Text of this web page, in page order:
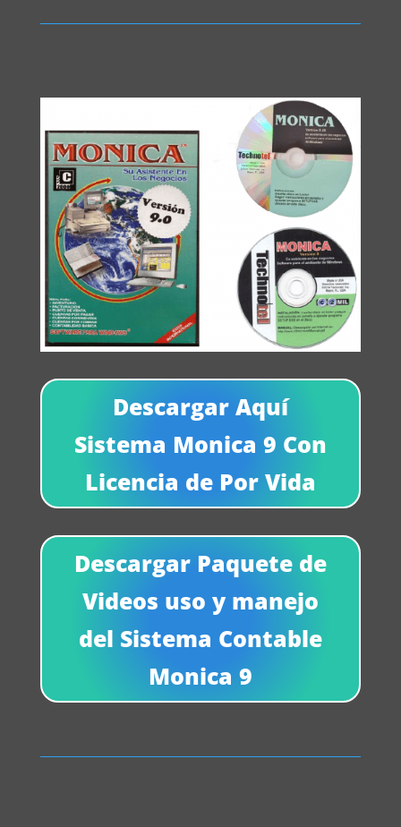
Descargar Aquí
Sistema Monica 9 Con
Licencia de Por Vida
Descargar Paquete de
Videos uso y manejo
del Sistema Contable
Monica 9